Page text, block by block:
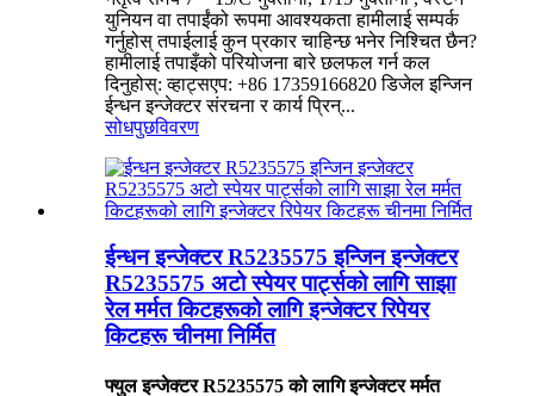
युनियन वा तपाईंको रूपमा आवश्यकता हामीलाई सम्पर्क
गर्नुहोस् तपाईलाई कुन प्रकार चाहिन्छ भनेर निश्चित छैन?
हामीलाई तपाइँको परियोजना बारे छलफल गर्न कल
दिनुहोस्: व्हाट्सएप: +86 17359166820 डिजेल इन्जिन
ईन्धन इन्जेक्टर संरचना र कार्य प्रिन्...
सोधपुछविवरण
ईन्धन इन्जेक्टर R5235575 इन्जिन इन्जेक्टर
R5235575 अटो स्पेयर पार्ट्सको लागि साझा
रेल मर्मत किटहरूको लागि इन्जेक्टर रिपेयर
किटहरू चीनमा निर्मित
फ्युल इन्जेक्टर R5235575 को लागि इन्जेक्टर मर्मत